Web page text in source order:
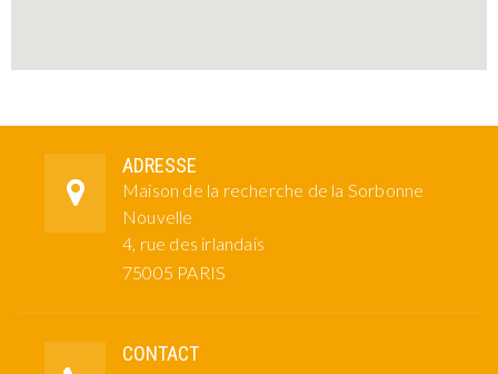
ADRESSE
Maison de la recherche de la Sorbonne
Nouvelle
4, rue des irlandais
75005 PARIS
CONTACT